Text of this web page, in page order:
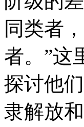
同类者
者。”这
探讨他
隶解放